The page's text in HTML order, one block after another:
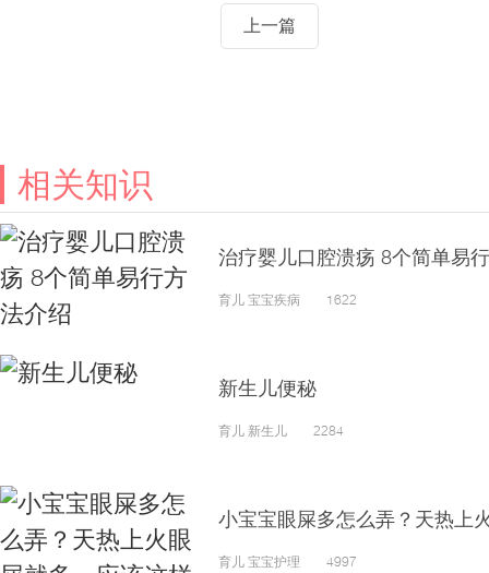
上一篇
相关知识
治疗婴儿口腔溃疡 8个简单易
育儿 宝宝疾病 1622
新生儿便秘
育儿 新生儿 2284
小宝宝眼屎多怎么弄？天热上
育儿 宝宝护理 4997